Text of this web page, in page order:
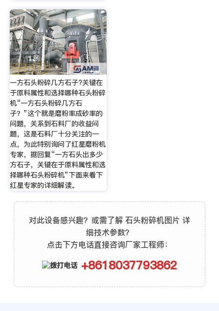
一方石头粉碎几方石子?关键在
于原料属性和选择哪种石头粉碎
机“一方石头粉碎几方石
子？”这个就是磨粉率成砂率的
问题，关系到石料厂的收益问
题，这是石料厂十分关注的一
点，为此特别询问了红星磨粉机
专家，据回复“一方石头出多少
方石子，关键在于原料属性和选
择哪种石头粉碎机”下面来看下
红星专家的详细解读。
对此设备感兴趣？或需了解 石头粉碎机图片 详
细技术参数？
点击下方电话直接咨询厂家工程师：
+8618037793862